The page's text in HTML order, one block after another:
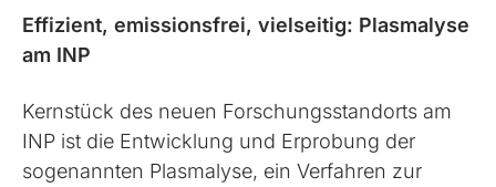
Effizient, emissionsfrei, vielseitig: Plasmalyse
am INP
Kernstück des neuen Forschungsstandorts am
INP ist die Entwicklung und Erprobung der
sogenannten Plasmalyse, ein Verfahren zur